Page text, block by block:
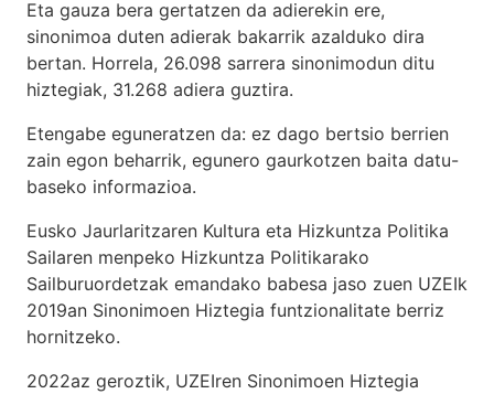
Eta gauza bera gertatzen da adierekin ere,
sinonimoa duten adierak bakarrik azalduko dira
bertan. Horrela, 26.098 sarrera sinonimodun ditu
hiztegiak, 31.268 adiera guztira.
Etengabe eguneratzen da: ez dago bertsio berrien
zain egon beharrik, egunero gaurkotzen baita datu-
baseko informazioa.
Eusko Jaurlaritzaren Kultura eta Hizkuntza Politika
Sailaren menpeko Hizkuntza Politikarako
Sailburuordetzak emandako babesa jaso zuen UZEIk
2019an Sinonimoen Hiztegia funtzionalitate berriz
hornitzeko.
2022az geroztik, UZEIren Sinonimoen Hiztegia